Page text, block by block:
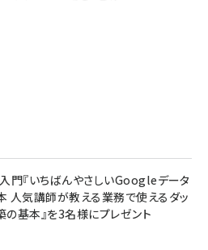
門『いちばんやさしいGoogleデータ
人気講師が教える業務で使えるダッ
の基本』を3名様にプレゼント